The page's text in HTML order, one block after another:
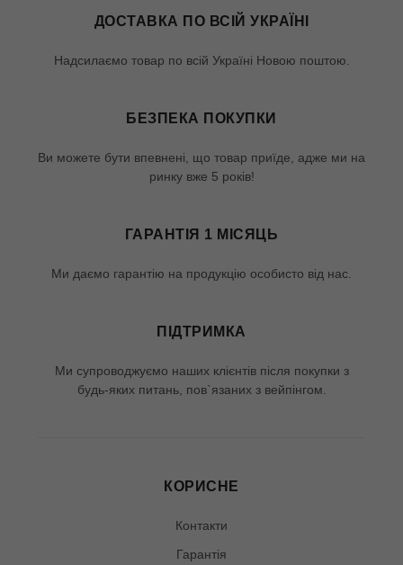
ДОСТАВКА ПО ВСІЙ УКРАЇНІ
Надсилаємо товар по всій Україні Новою поштою.
БЕЗПЕКА ПОКУПКИ
Ви можете бути впевнені, що товар приїде, адже ми на
ринку вже 5 років!
ГАРАНТІЯ 1 МІСЯЦЬ
Ми даємо гарантію на продукцію особисто від нас.
ПІДТРИМКА
Ми супроводжуємо наших клієнтів після покупки з
будь-яких питань, пов`язаних з вейпінгом.
КОРИСНЕ
Контакти
Гарантія